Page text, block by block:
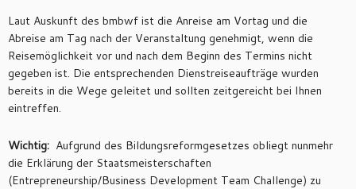
Laut Auskunft des bmbwf ist die Anreise am Vortag und die
Abreise am Tag nach der Veranstaltung genehmigt, wenn die
Reisemöglichkeit vor und nach dem Beginn des Termins nicht
gegeben ist. Die entsprechenden Dienstreiseaufträge wurden
bereits in die Wege geleitet und sollten zeitgereicht bei Ihnen
eintreffen.
Wichtig: Aufgrund des Bildungsreformgesetzes obliegt nunmehr
die Erklärung der Staatsmeisterschaften
(Entrepreneurship/Business Development Team Challenge) zu